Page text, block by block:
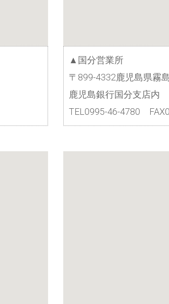
▲国分営業所
〒899-4332鹿児島県霧
鹿児島銀行国分支店内
TEL0995-46-4780